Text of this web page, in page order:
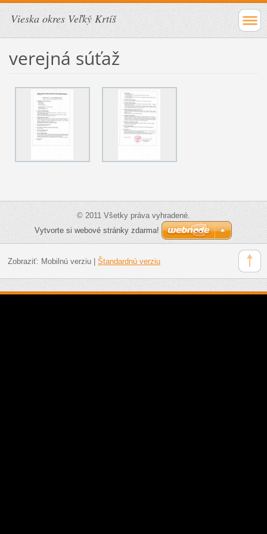
Vieska okres Veľký Krtíš
verejná súťaž
© 2011 Všetky práva vyhradené.
Vytvorte si webové stránky zdarma!
Zobraziť: Mobilnú verziu| Štandardnú verziu